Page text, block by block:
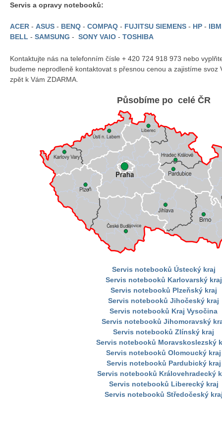
Servis a opravy notebooků:
ACER - ASUS - BENQ - COMPAQ - FUJITSU SIEMENS - HP -
BELL - SAMSUNG - SONY VAIO - TOSHIBA
Kontaktujte nás na telefonním čísle + 420 724 918 973 nebo
budeme neprodleně kontaktovat s přesnou cenou a zajistíme svoz
zpět k Vám ZDARMA.
Působíme po celé ČR
Servis notebooků Ústecký kraj
Servis notebooků Karlovarský kraj
Servis notebooků Plzeňský kraj
Servis notebooků Jihočeský kraj
Servis notebooků Kraj Vysočina
Servis notebooků Jihomoravský
Servis notebooků Zlínský kraj
Servis notebooků Moravskoslezský
Servis notebooků Olomoucký kraj
Servis notebooků Pardubický kraj
Servis notebooků Královehradecký
Servis notebooků Liberecký kraj
Servis notebooků Středočeský